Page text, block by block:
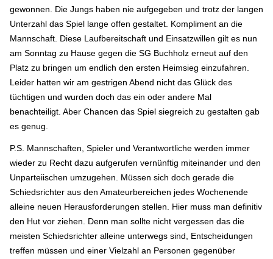
gewonnen. Die Jungs haben nie aufgegeben und trotz der langen
Unterzahl das Spiel lange offen gestaltet. Kompliment an die
Mannschaft. Diese Laufbereitschaft und Einsatzwillen gilt es nun
am Sonntag zu Hause gegen die SG Buchholz erneut auf den
Platz zu bringen um endlich den ersten Heimsieg einzufahren.
Leider hatten wir am gestrigen Abend nicht das Glück des
tüchtigen und wurden doch das ein oder andere Mal
benachteiligt. Aber Chancen das Spiel siegreich zu gestalten gab
es genug.
P.S. Mannschaften, Spieler und Verantwortliche werden immer
wieder zu Recht dazu aufgerufen vernünftig miteinander und den
Unparteiischen umzugehen. Müssen sich doch gerade die
Schiedsrichter aus den Amateurbereichen jedes Wochenende
alleine neuen Herausforderungen stellen. Hier muss man definitiv
den Hut vor ziehen. Denn man sollte nicht vergessen das die
meisten Schiedsrichter alleine unterwegs sind, Entscheidungen
treffen müssen und einer Vielzahl an Personen gegenüber